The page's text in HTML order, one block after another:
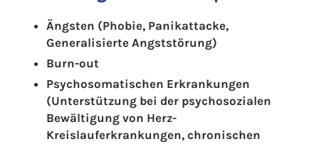
Ängsten (Phobie, Panikattacke,
Generalisierte Angststörung)
Burn-out
Psychosomatischen Erkrankungen
(Unterstützung bei der psychosozialen
Bewältigung von Herz-
Kreislauferkrankungen, chronischen